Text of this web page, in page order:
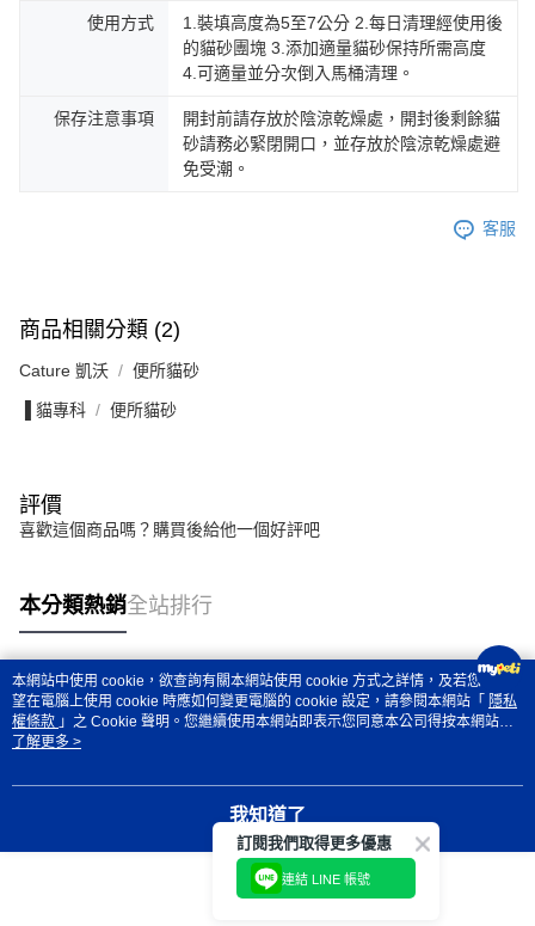
使用方式
1.裝填高度為5至7公分 2.每日清理經使用後
的貓砂團塊 3.添加適量貓砂保持所需高度
4.可適量並分次倒入馬桶清理。
保存注意事項
開封前請存放於陰涼乾燥處，開封後剩餘貓
砂請務必緊閉開口，並存放於陰涼乾燥處避
免受潮。
客服
商品相關分類 (2)
Cature 凱沃 便所貓砂
▐ 貓專科 便所貓砂
評價
喜歡這個商品嗎？購買後給他一個好評吧
本分類熱銷全站排行
熱門標籤
本網站中使用 cookie，欲查詢有關本網站使用 cookie 方式之詳情，及若您不希
望在電腦上使用 cookie 時應如何變更電腦的 cookie 設定，請參閱本網站「 隱私
權條款 」之 Cookie 聲明。您繼續使用本網站即表示您同意本公司得按本網站使
用條款之 Cookie 聲明使用 cookie。
了解更多 >
我知道了
訂閱我們取得更多優惠
連結 LINE 帳號